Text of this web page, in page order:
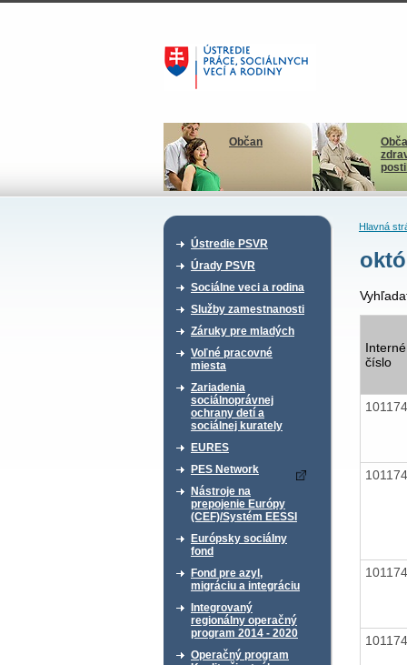
Občan
Ústredie PSVR
Úrady PSVR
Sociálne veci a rodina
Služby zamestnanosti
Záruky pre mladých
Voľné pracovné
miesta
Zariadenia
sociálnoprávnej
ochrany detí a
sociálnej kurately
EURES
PES Network
Nástroje na
prepojenie Európy
(CEF)/Systém EESSI
Európsky sociálny
fond
Fond pre azyl,
migráciu a integráciu
Integrovaný
regionálny operačný
program 2014 - 2020
Operačný program
Hlavná
Interné
číslo